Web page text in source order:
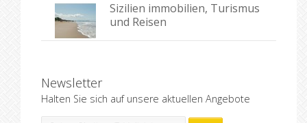
Sizilien immobilien, Turismus
und Reisen
Newsletter
Halten Sie sich auf unsere aktuellen Angebote